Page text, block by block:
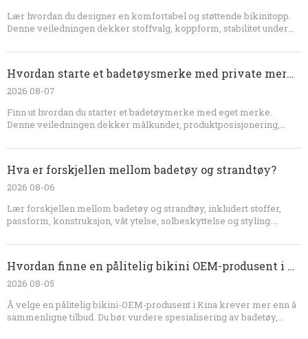
Lær hvordan du designer en komfortabel og støttende bikinitopp.
Denne veiledningen dekker stoffvalg, koppform, stabilitet under
letthet, symetoder, passformstesting og utvikling av OEM-badetøy.
Hvordan starte et badetøysmerke med private merker
2026 08-07
Finn ut hvordan du starter et badetøymerke med eget merke.
Denne veiledningen dekker målkunder, produktposisjonering,
teknologipakker, priser, emballasje, kvalitetskontroll,
Hva er forskjellen mellom badetøy og strandtøy?
2026 08-06
Lær forskjellen mellom badetøy og strandtøy, inkludert stoffer,
passform, konstruksjon, våt ytelse, solbeskyttelse og styling.
koordinerte bikini-, cover-up-, shorts- og resortwear-kolleksjoner
Hvordan finne en pålitelig bikini OEM-produsent i Kina
2026 08-05
Å velge en pålitelig bikini-OEM-produsent i Kina krever mer enn å
sammenligne tilbud. Du bør vurdere spesialisering av badetøy,